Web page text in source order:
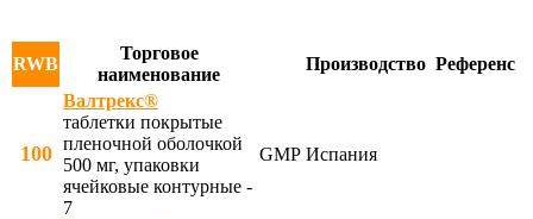
RWB
Торговое
наименование
Производство Референс
100
Валтрекс®
таблетки покрытые
пленочной оболочкой
500 мг, упаковки
ячейковые контурные -
7
GMP Испания